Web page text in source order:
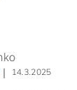
| 14.3.2025